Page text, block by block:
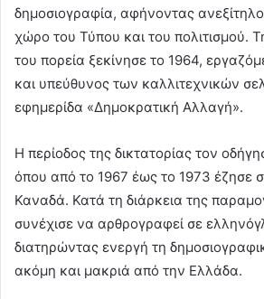
δημοσιογραφία, αφήνοντας
χώρο του Τύπου και του πολιτισμού.
του πορεία ξεκίνησε το 1964,
και υπεύθυνος των καλλιτεχνικών
εφημερίδα «Δημοκρατική Αλλαγή».
Η περίοδος της δικτατορίας τον
όπου από το 1967 έως το 1973 έζησε
Καναδά. Κατά τη διάρκεια της
συνέχισε να αρθρογραφεί σε
διατηρώντας ενεργή τη
ακόμη και μακριά από την Ελλάδα.